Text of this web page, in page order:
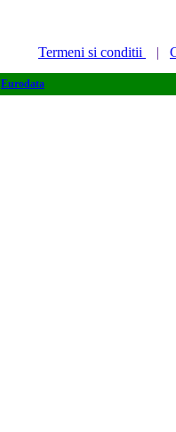
Termeni si conditii |
Eurodata